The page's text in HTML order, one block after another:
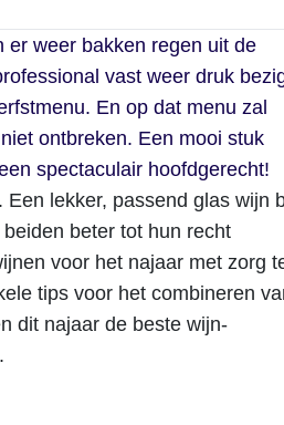
er weer bakken regen uit de
vast weer druk
En op dat menu zal
ontbreken. Een mooi stuk
spectaculair hoofdgerecht!
lekker, passend glas wijn
beter tot hun recht
voor het najaar met zorg
tips voor het combineren
dit najaar de beste wijn-